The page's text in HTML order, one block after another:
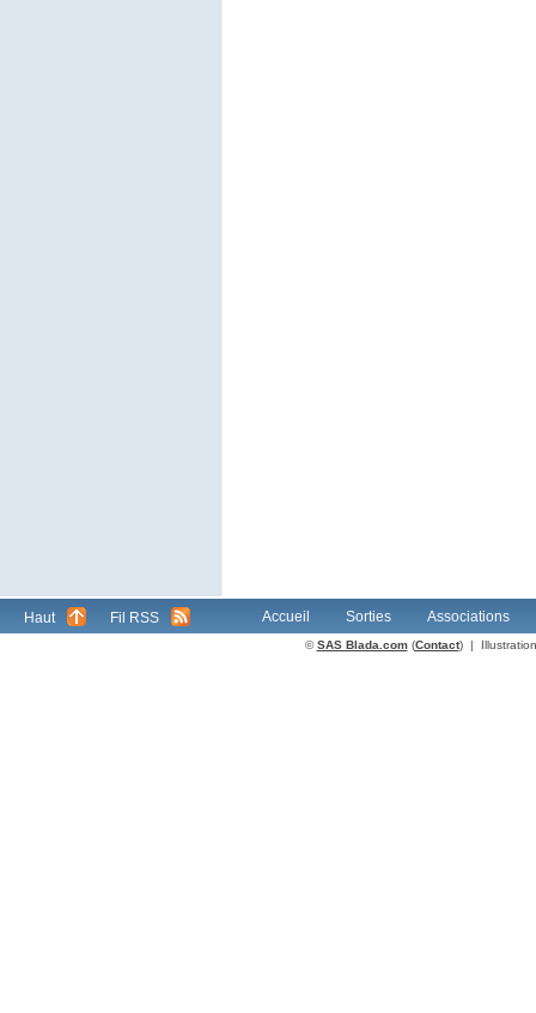
Haut Fil RSS Accueil Sorties Associations
©SAS Blada.com(Contact) |